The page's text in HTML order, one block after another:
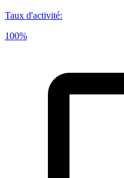
Taux d'activité:
100%